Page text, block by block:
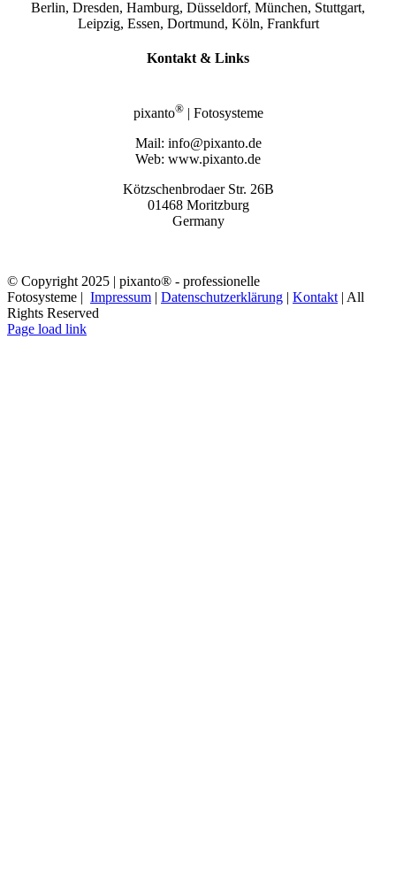
Berlin, Dresden, Hamburg, Düsseldorf, München, Stuttgart,
Leipzig, Essen, Dortmund, Köln, Frankfurt
Kontakt & Links
pixanto®| Fotosysteme
Mail: info@pixanto.de
Web: www.pixanto.de
Kötzschenbrodaer Str. 26B
01468 Moritzburg
Germany
© Copyright 2025 | pixanto® - professionelle
Fotosysteme | Impressum | Datenschutzerklärung | Kontakt | All
Rights Reserved
Page load link